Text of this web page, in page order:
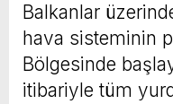
Balkanlar
hava sisteminin
Bölgesinde
itibariyle tüm